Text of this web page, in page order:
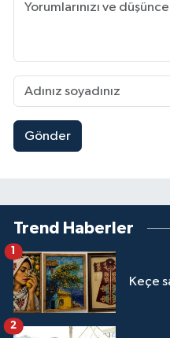
Gönder
Trend Haberler
Keçe
1
2